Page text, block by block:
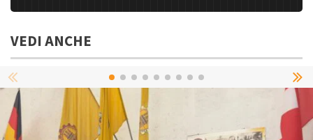
VEDI ANCHE